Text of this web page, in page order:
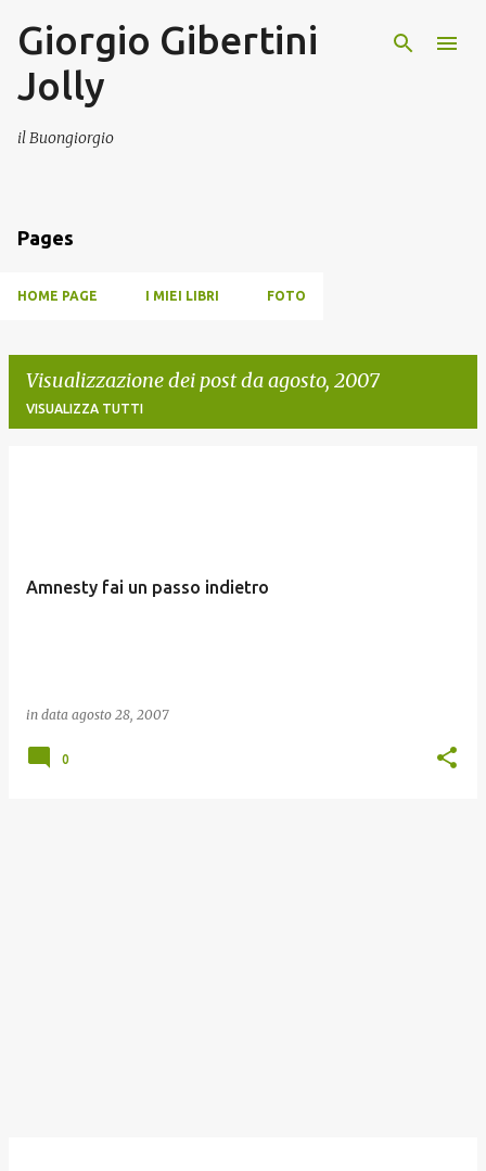
Passa ai contenuti principali
Giorgio Gibertini
Jolly
il Buongiorgio
Pages
HOME PAGE I MIEI LIBRI FOTO
Visualizzazione dei post da agosto, 2007
VISUALIZZA TUTTI
Amnesty fai un passo indietro
in data agosto 28, 2007
0